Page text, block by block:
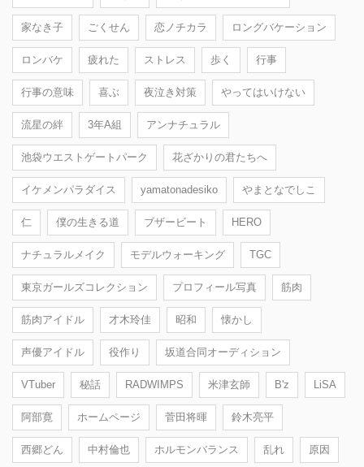
家なき子 ごくせん 恋ノチカラ ロングバケーション
ロンバケ 疲れた ストレス 歩く 行事
行事の意味 喜ぶ 夜泣き対策 やってはいけない
流星の絆 3年A組 アンナチュラル
池袋ウエストゲートパーク 花ざかりの君たちへ
イケメンパラダイス yamatonadesiko やまとなでしこ
仁 僕の生きる道 ブザービート HERO
ナチュラルメイク モデルウォーキング TGC
東京ガールズコレクション プロフィール写真 筋肉
筋肉アイドル 才木玲佳 昭和 懐かし
声優アイドル 役作り 坂道合同オーディション
VTuber 秘話 RADWIMPS 米津玄師 B'z LiSA
阿部寛 ホームページ 菅田将暉 鈴木亮平
西郷どん 中村倫也 ホルモンバランス 乱れ 原因